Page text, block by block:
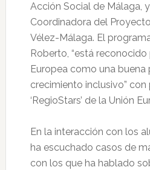
Acción Social de Málaga,
Coordinadora del
Vélez-Málaga. El
Roberto, “está reconocido
Europea como una buena
crecimiento inclusivo”
‘RegioStars’ de la Unión
En la interacción con los
ha escuchado casos de
con los que ha hablado